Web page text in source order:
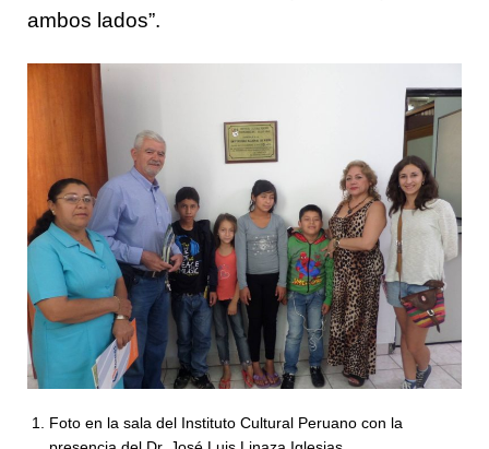
ambos lados”.
Foto en la sala del Instituto Cultural Peruano con la